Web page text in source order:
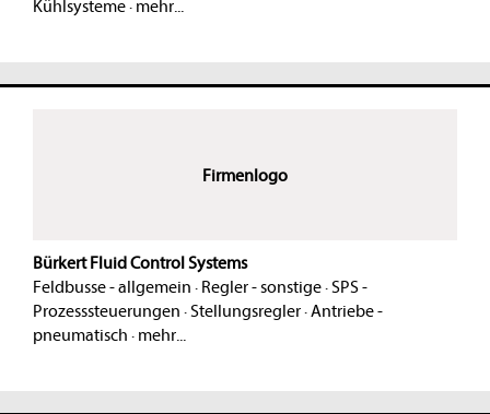
Kühlsysteme· mehr...
Firmenlogo
Bürkert Fluid Control Systems
Feldbusse - allgemein · Regler - sonstige· SPS -
Prozesssteuerungen · Stellungsregler·Antriebe -
pneumatisch · mehr...